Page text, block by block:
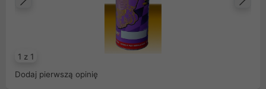
1 z 1
Poprzedni
Dodaj pierwszą opinię